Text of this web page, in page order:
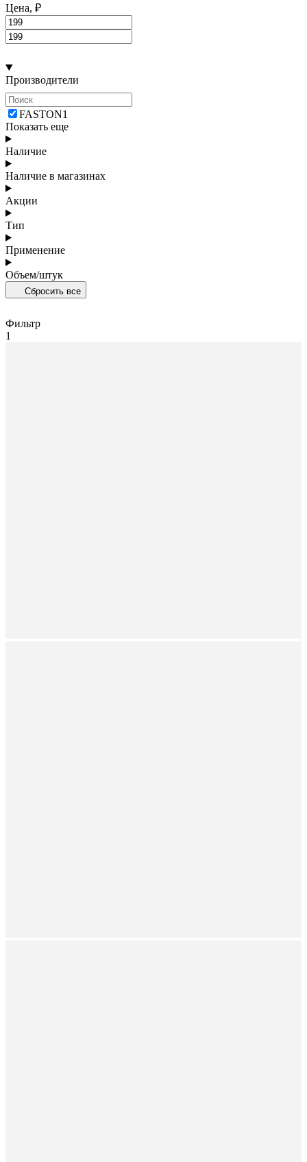
Цена, ₽
Производители
FASTON1
Показать еще
Наличие
Наличие в магазинах
Акции
Тип
Применение
Объем/штук
Сбросить все
Фильтр
1